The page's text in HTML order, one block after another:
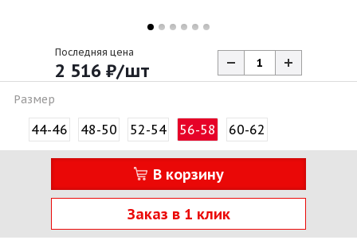
Последняя цена
2 516 ₽/шт
Размер
44-46 48-50 52-54 56-58 60-62
В корзину
Заказ в 1 клик